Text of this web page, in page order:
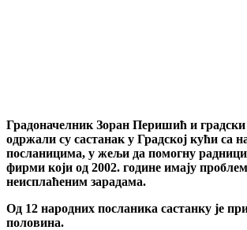
Градоначелник Зоран Перишић и
одржали су састанак у Градској кући са
посланицима, у жељи да помогну
фирми који од 2002. године имају
неисплаћеним зарадама.
Од 12 народних посланика састанку је
половина.